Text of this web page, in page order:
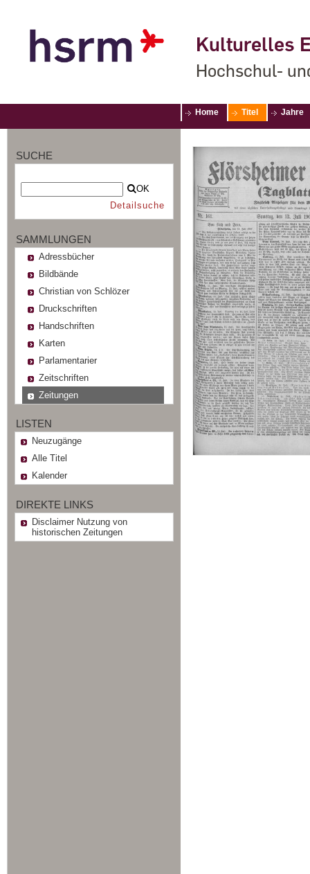
Kulturelles
Hochschul-
Home Titel Jahre
SUCHE
OK
Detailsuche
SAMMLUNGEN
Adressbücher
Bildbände
Christian von Schlözer
Druckschriften
Handschriften
Karten
Parlamentarier
Zeitschriften
Zeitungen
LISTEN
Neuzugänge
Alle Titel
Kalender
DIREKTE LINKS
Disclaimer Nutzung von
historischen Zeitungen